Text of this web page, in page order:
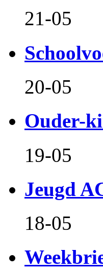
21-05
20-05
Ouder-
19-05
Jeugd
18-05